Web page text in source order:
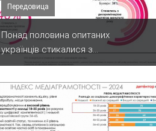
Передовица
Понад половина опитаних
українців стикалися з...